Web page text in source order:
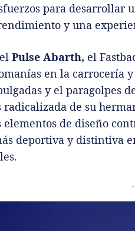
para desarrollar
y una
Pulse Abarth, el
en la carrocería
y el paragolpes
radicalizada de su
elementos de diseño
deportiva y distintiva
-